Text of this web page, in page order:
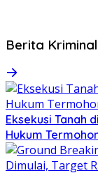
Berita Kriminal
Eksekusi Tanah
Hukum